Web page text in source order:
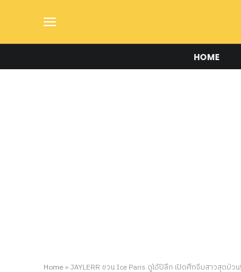
HOME
Home»JAYLERR ชวน Ice Paris ดูโอ้ปีลึก เปิดศึกจีบสาวสุดป่วน!